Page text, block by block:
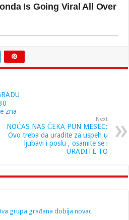
zna
Next
NOĆAS NAS ČEKA PUN MESEC:
Ovo treba da uradite za uspeh u
ljubavi i poslu , osamite se i
URADITE TO
grupa građana dobija novac